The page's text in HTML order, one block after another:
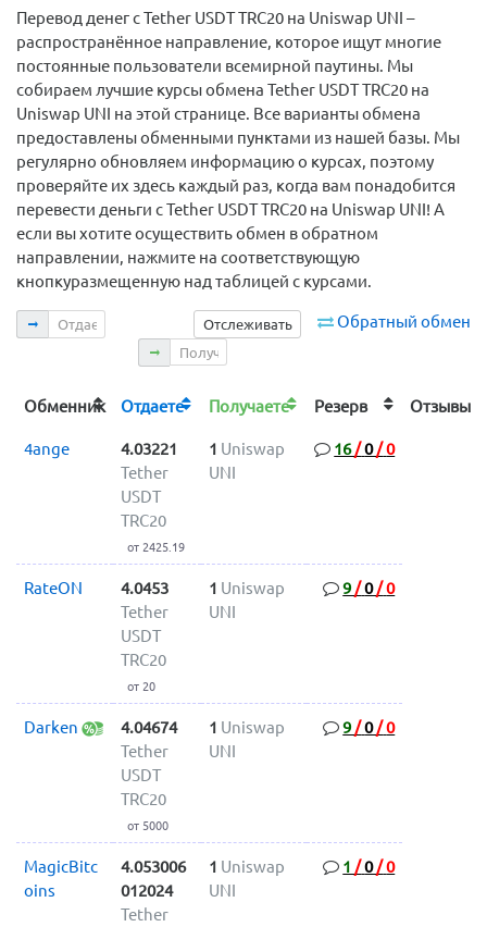
Перевод денег с Tether USDT TRC20 на Uniswap UNI –
распространённое направление, которое ищут многие
постоянные пользователи всемирной паутины. Мы
собираем лучшие курсы обмена Tether USDT TRC20 на
Uniswap UNI на этой странице. Все варианты обмена
предоставлены обменными пунктами из нашей базы. Мы
регулярно обновляем информацию о курсах, поэтому
проверяйте их здесь каждый раз, когда вам понадобится
перевести деньги с Tether USDT TRC20 на Uniswap UNI! А
если вы хотите осуществить обмен в обратном
направлении, нажмите на соответствующую
кнопкуразмещенную над таблицей с курсами.
Обратный обмен
Отслеживать
Отдаете
Получаете
Обменник Отдаете Получаете Резерв
4ange
4.03221
Tether
USDT
TRC20
от 2425.19
1 Uniswap
UNI
16/0/0
RateON
4.0453
Tether
USDT
TRC20
от 20
1 Uniswap
UNI
9 /0/0
Darken
4.04674
Tether
USDT
TRC20
от 5000
1 Uniswap
UNI
9 /0/0
MagicBitc
oins
4.053006
012024
Tether
1 Uniswap
UNI
1 /0/0